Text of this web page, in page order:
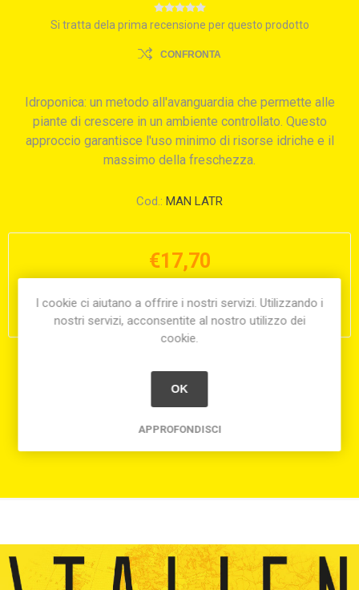
Si tratta dela prima recensione per questo prodotto
CONFRONTA
Idroponica: un metodo all'avanguardia che permette alle
piante di crescere in un ambiente controllato. Questo
approccio garantisce l'uso minimo di risorse idriche e il
massimo della freschezza.
Cod.: MAN LATR
€17,70
Condividi:
I cookie ci aiutano a offrire i nostri servizi. Utilizzando i
nostri servizi, acconsentite al nostro utilizzo dei
cookie.
OK
APPROFONDISCI